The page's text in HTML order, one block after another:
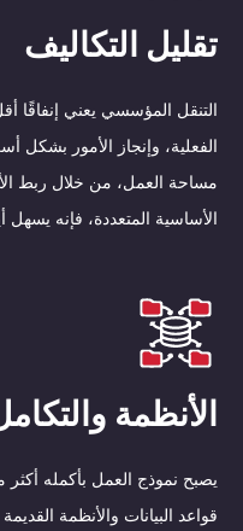
تقليل التكاليف
التنقل المؤسسي يعني إنفاقًا
الفعلية، وإنجاز الأمور بشكل
مساحة العمل، من خلال ربط
الأساسية المتعددة، فإنه يسهل
الأنظمة
يصبح نموذج العمل بأكمله
قواعد البيانات والأنظمة